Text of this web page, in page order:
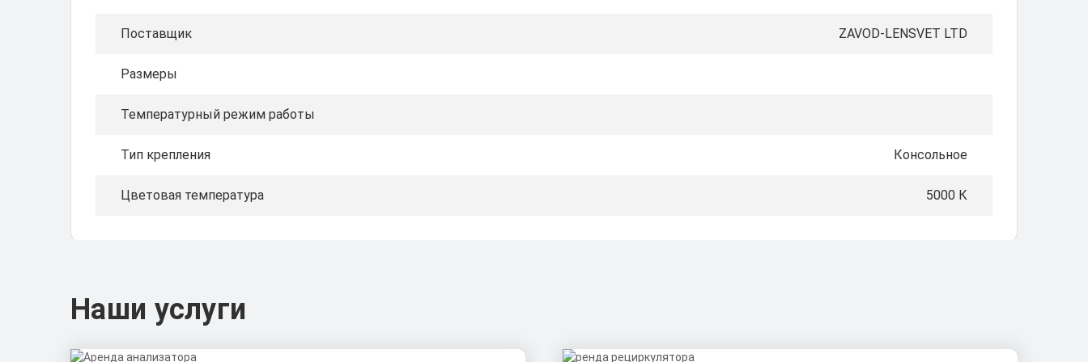
Поставщик ZAVOD-LENSVET LTD
Размеры
Температурный режим работы
Тип крепления Консольное
Цветовая температура 5000 К
Наши услуги